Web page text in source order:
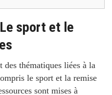
sport et le
thématiques liées à la
le sport et la remise
sont mises à